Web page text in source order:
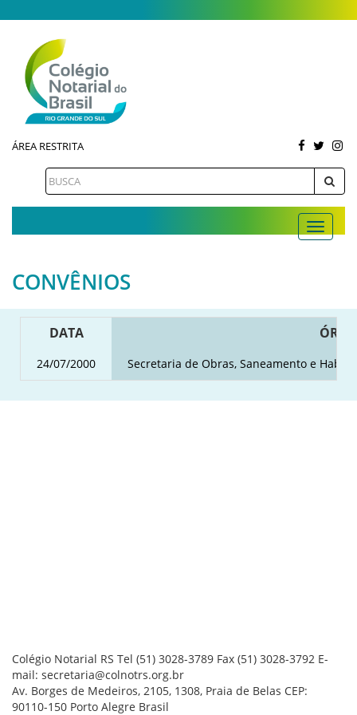
ÁREA RESTRITA
CONVÊNIOS
DATA
24/07/2000 Secretaria de Obras, Saneamento e
Colégio Notarial RS Tel (51) 3028-3789 Fax (51) 3028-3792 E-
mail: secretaria@colnotrs.org.br
Av. Borges de Medeiros, 2105, 1308, Praia de Belas CEP:
90110-150 Porto Alegre Brasil